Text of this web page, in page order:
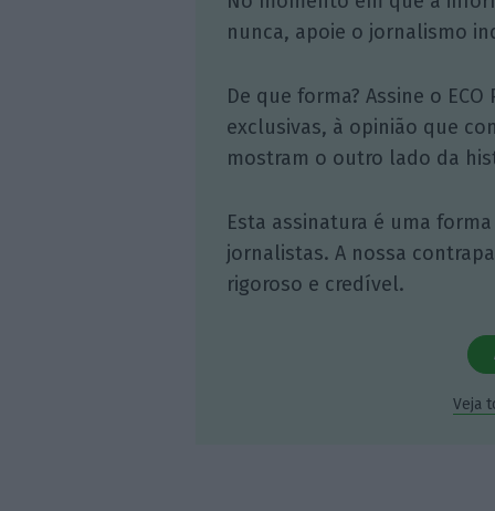
nunca, apoie o jornalismo
De que forma? Assine o
exclusivas, à opinião que
mostram o outro lado da
Esta assinatura é uma
jornalistas. A nossa
rigoroso e credível.
Veja